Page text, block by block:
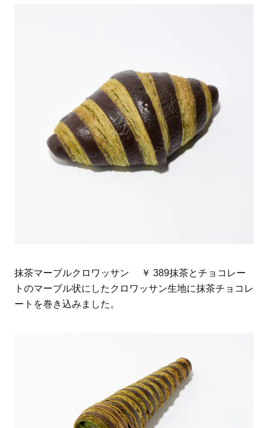
抹茶マーブルクロワッサン ￥ 389抹茶とチョコレー
トのマーブル状にしたクロワッサン生地に抹茶チョコレ
ートを巻き込みました。